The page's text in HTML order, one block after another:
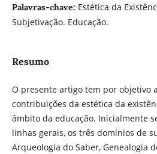
Palavras-chave: Estética da
Subjetivação. Educação.
Resumo
O presente artigo tem por objetivo
contribuições da estética da
âmbito da educação. Inicialmente
linhas gerais, os três domínios de
Arqueologia do Saber, Genealogia